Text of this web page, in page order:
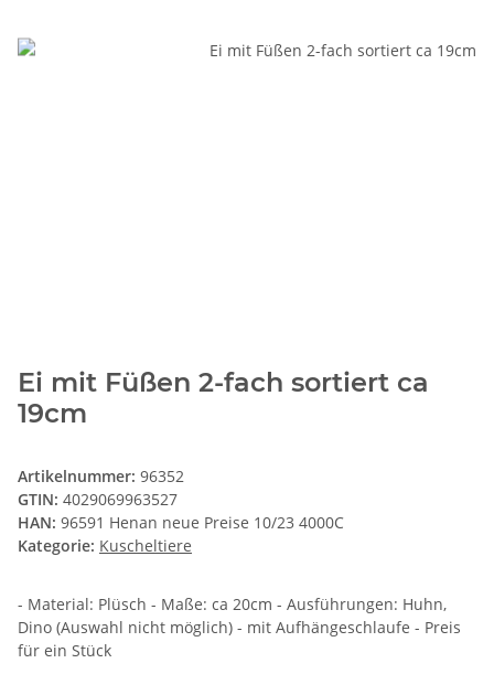
Ei mit Füßen 2-fach sortiert ca
19cm
Artikelnummer: 96352
GTIN: 4029069963527
HAN: 96591 Henan neue Preise 10/23 4000C
Kategorie: Kuscheltiere
- Material: Plüsch - Maße: ca 20cm - Ausführungen: Huhn,
Dino (Auswahl nicht möglich) - mit Aufhängeschlaufe - Preis
für ein Stück